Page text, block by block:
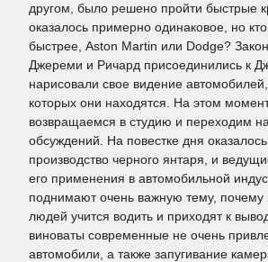
другом, было решено пройти быстрые
оказалось примерно одинаковое, но
быстрее, Aston Martin или Dodge?
Джереми и Ричард присоединились к
нарисовали свое видение
которых они находятся. На этом
возвращаемся в студию и переходим
обсуждений. На повестке дня
производство черного янтаря, и
его применения в автомобильной
поднимают очень важную тему,
людей учится водить и приходят к
виноваты современные не очень
автомобили, а также запугивание